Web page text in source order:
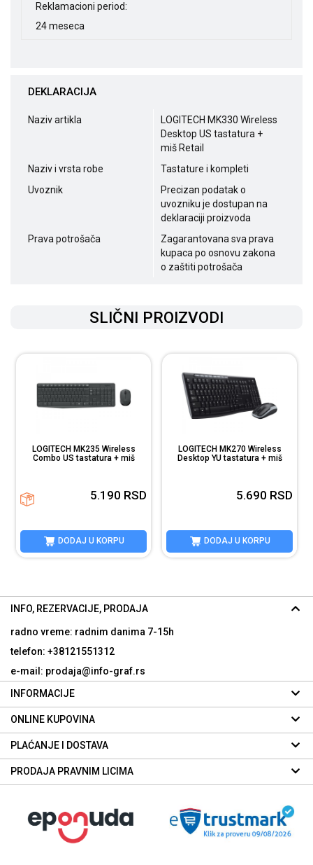
Reklamacioni period:
24 meseca
DEKLARACIJA
Naziv artikla
LOGITECH MK330 Wireless
Desktop US tastatura +
miš Retail
Naziv i vrsta robe
Tastature i kompleti
Uvoznik
Precizan podatak o
uvozniku je dostupan na
deklaraciji proizvoda
Prava potrošača
Zagarantovana sva prava
kupaca po osnovu zakona
o zaštiti potrošača
SLIČNI PROIZVODI
LOGITECH MK235 Wireless
Combo US tastatura + miš
5.190 RSD
DODAJ U KORPU
LOGITECH MK270 Wireless
Desktop YU tastatura + miš
5.690 RSD
DODAJ U KORPU
INFO, REZERVACIJE, PRODAJA
radno vreme: radnim danima 7-15h
telefon: +38121551312
e-mail: prodaja@info-graf.rs
INFORMACIJE
ONLINE KUPOVINA
PLAĆANJE I DOSTAVA
PRODAJA PRAVNIM LICIMA